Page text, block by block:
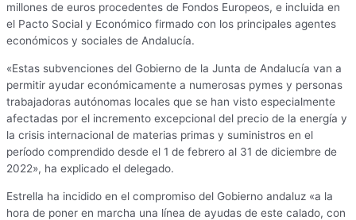
millones de euros procedentes de Fondos Europeos, e incluida en
el Pacto Social y Económico firmado con los principales agentes
económicos y sociales de Andalucía.
«Estas subvenciones del Gobierno de la Junta de Andalucía van a
permitir ayudar económicamente a numerosas pymes y personas
trabajadoras autónomas locales que se han visto especialmente
afectadas por el incremento excepcional del precio de la energía y
la crisis internacional de materias primas y suministros en el
período comprendido desde el 1 de febrero al 31 de diciembre de
2022», ha explicado el delegado.
Estrella ha incidido en el compromiso del Gobierno andaluz «a la
hora de poner en marcha una línea de ayudas de este calado, con